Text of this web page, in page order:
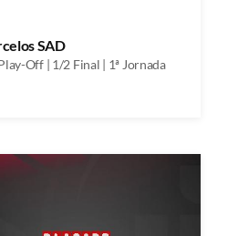
SAD
Off | 1/2 Final | 1ª Jornada